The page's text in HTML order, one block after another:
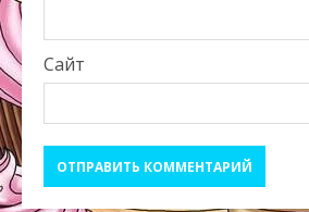
Сайт